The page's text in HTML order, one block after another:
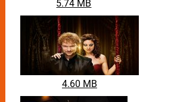
können es die beiden kaum fassen,
AMA-Award als die höchste
Branche, weshalb man auch vom
spricht.
Beste Unterhaltung, für die ganze
verzaubern wird!
5.74 MB
4.60 MB